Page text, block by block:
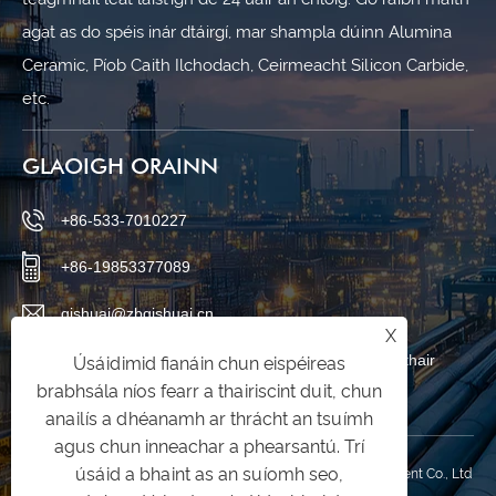
agat as do spéis inár dtáirgí, mar shampla dúinn Alumina
Ceramic, Píob Caith Ilchodach, Ceirmeacht Silicon Carbide,
etc.
GLAOIGH ORAINN
+86-533-7010227
+86-19853377089
qishuai@zbqishuai.cn
Páirc Tionscail an Fhionnuisce, Ceantar Linzi, Cathair
Zibo, Cúige Shandong, an tSín
Cóipcheart © 2025 Shandong Qishuai Wear Resistant Equipment Co., Ltd
X
Úsáidimid fianáin chun eispéireas
brabhsála níos fearr a thairiscint duit, chun
anailís a dhéanamh ar thrácht an tsuímh
agus chun inneachar a phearsantú. Trí
úsáid a bhaint as an suíomh seo,